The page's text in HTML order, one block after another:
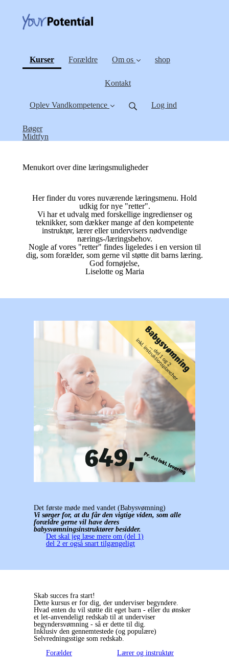
Kurser(current)
Forældre Om os
Kontakt
shop
Oplev Vandkompetence
Bøger
Midtfyn
Log ind
Menukort over dine læringsmuligheder
Her finder du vores nuværende læringsmenu. Hold
udkig for nye "retter".
Vi har et udvalg med forskellige ingredienser og
teknikker, som dækker mange af den kompetente
instruktør, lærer eller undervisers nødvendige
nærings-/læringsbehov.
Nogle af vores "retter" findes ligeledes i en version til
dig, som forælder, som gerne vil støtte dit barns læring.
God fornøjelse,
Liselotte og Maria
Det første møde med vandet (Babysvømning)
Vi sørger for, at du får den vigtige viden, som alle
forældre gerne vil have deres
babysvømningsinstruktører besidder.
Det skal jeg læse mere om (del 1)
del 2 er også snart tilgængeligt
Skab succes fra start!
Dette kursus er for dig, der underviser begyndere.
Hvad enten du vil støtte dit eget barn - eller du ønsker
et let-anvendeligt redskab til at underviser
begyndersvømning - så er dette til dig.
Inklusiv den gennemtestede (og populære)
Selvredningsstige som redskab.
Forælder
Lærer og instruktør